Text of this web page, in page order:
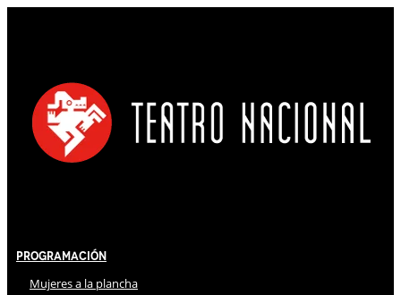
Programación
Mujeres a la plancha